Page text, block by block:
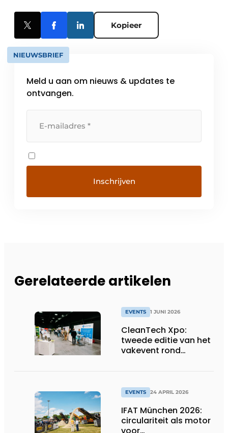
Kopieer
NIEUWSBRIEF
Meld u aan om nieuws & updates te
ontvangen.
Gerelateerde artikelen
EVENTS 1 JUNI 2026
CleanTech Xpo:
tweede editie van het
vakevent rond
EVENTS 24 APRIL 2026
IFAT München 2026:
circulariteit als motor
voor